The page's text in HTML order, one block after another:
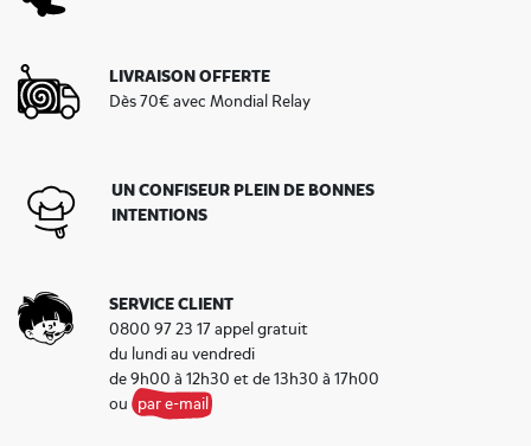
LIVRAISON OFFERTE
Dès 70€ avec Mondial Relay
UN CONFISEUR PLEIN DE BONNES
INTENTIONS
SERVICE CLIENT
0800 97 23 17 appel gratuit
du lundi au vendredi
de 9h00 à 12h30 et de 13h30 à 17h00
ou par e-mail